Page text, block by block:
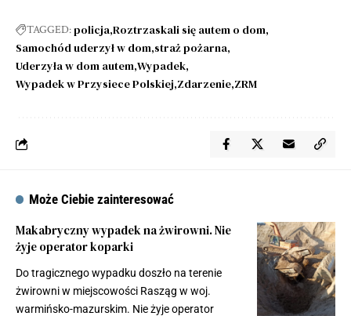
TAGGED:policja Roztrzaskali się autem o dom
Samochód uderzył w dom straż pożarna
Uderzyła w dom autem Wypadek
Wypadek w Przysiece Polskiej Zdarzenie ZRM
Może Ciebie zainteresować
Makabryczny wypadek na żwirowni. Nie
żyje operator koparki
Do tragicznego wypadku doszło na terenie
żwirowni w miejscowości Rasząg w woj.
warmińsko-mazurskim. Nie żyje operator